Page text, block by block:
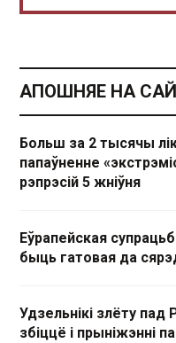
АПОШНЯЕ НА
Больш за 2 тысячы
папаўненне
рэпрэсій 5 жніўня
Еўрапейская
быць гатовая да
Удзельнікі злёту пад
збіццё і прыніжэнні